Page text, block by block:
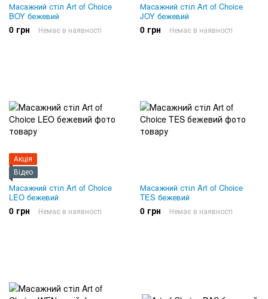
Масажний стіл Art of Choice
BOY бежевий
0 грн Немає в наявності
Масажний стіл Art of Choice
JOY бежевий
0 грн Немає в наявності
Акція
Відео
Масажний стіл Art of Choice
LEO бежевий
0 грн Немає в наявності
Масажний стіл Art of Choice
TES бежевий
0 грн Немає в наявності